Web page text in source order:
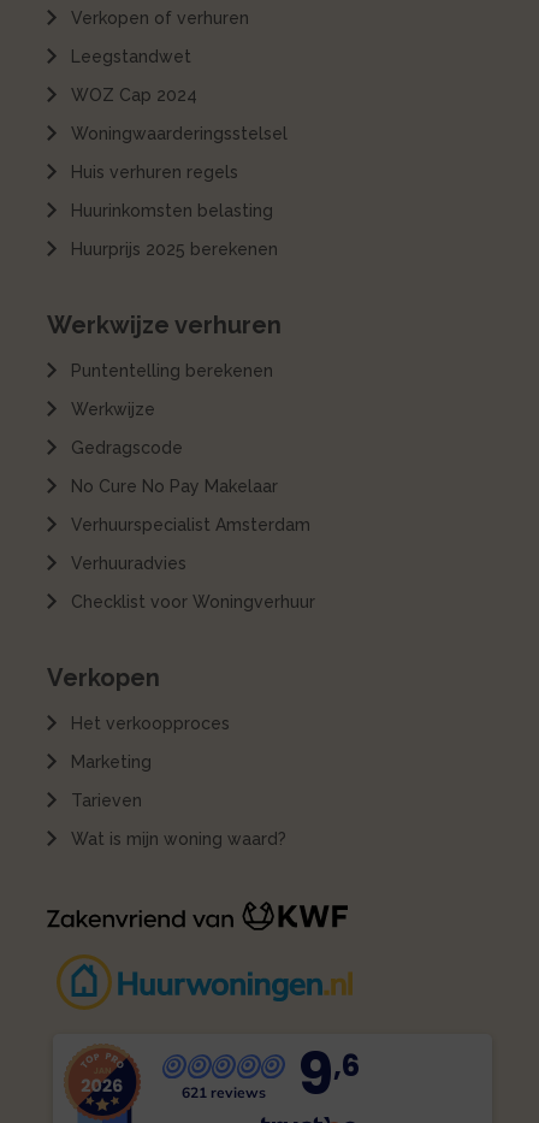
Verkopen of verhuren
Leegstandwet
WOZ Cap 2024
Woningwaarderingsstelsel
Huis verhuren regels
Huurinkomsten belasting
Huurprijs 2025 berekenen
Werkwijze verhuren
Puntentelling berekenen
Werkwijze
Gedragscode
No Cure No Pay Makelaar
Verhuurspecialist Amsterdam
Verhuuradvies
Checklist voor Woningverhuur
Verkopen
Het verkoopproces
Marketing
Tarieven
Wat is mijn woning waard?
621 reviews 9,6